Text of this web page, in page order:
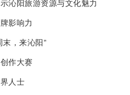
沁阳旅游资源与文化魅力
影响力
末，来沁阳”
作大赛
人士